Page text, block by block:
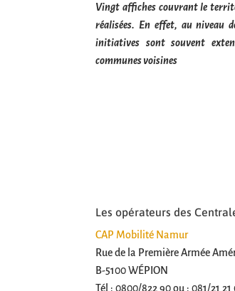
Vingt affiches couvrant le
réalisées. En effet, au niveau
initiatives sont souvent
communes voisines
Les opérateurs des
CAP Mobilité Namur
Rue de la Première Armée
B-5100 WÉPION
Tél : 0800/822 90 ou : 081/21 21